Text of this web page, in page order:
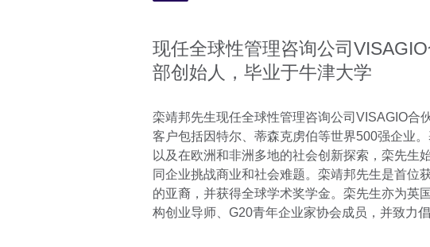
现任全球性管理咨询公司
部创始人，毕业于牛津大学
栾靖邦先生现任全球性管理咨询公司VISAGIO合
客户包括因特尔、蒂森克虏伯等世界500强企业
以及在欧洲和非洲多地的社会创新探索，栾先生
同企业挑战商业和社会难题。栾靖邦先生是首位
的亚裔，并获得全球学术奖学金。栾先生亦为英
构创业导师、G20青年企业家协会成员，并致力倡